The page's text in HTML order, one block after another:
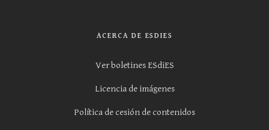
ACERCA DE ESDIES
Ver boletines ESdiES
Licencia de imágenes
Política de cesión de contenidos